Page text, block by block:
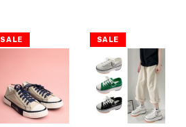
SALE SALE